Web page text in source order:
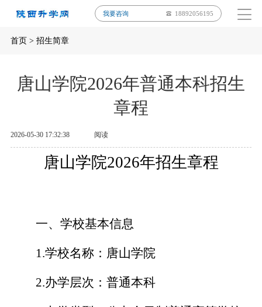
我要咨询 18892056195
首页> 招生简章
唐山学院2026年普通本科招生
章程
2026-05-30 17:32:38 阅读
唐山学院2026年招生章程
一、学校基本信息
1.学校名称：唐山学院
2.办学层次：普通本科